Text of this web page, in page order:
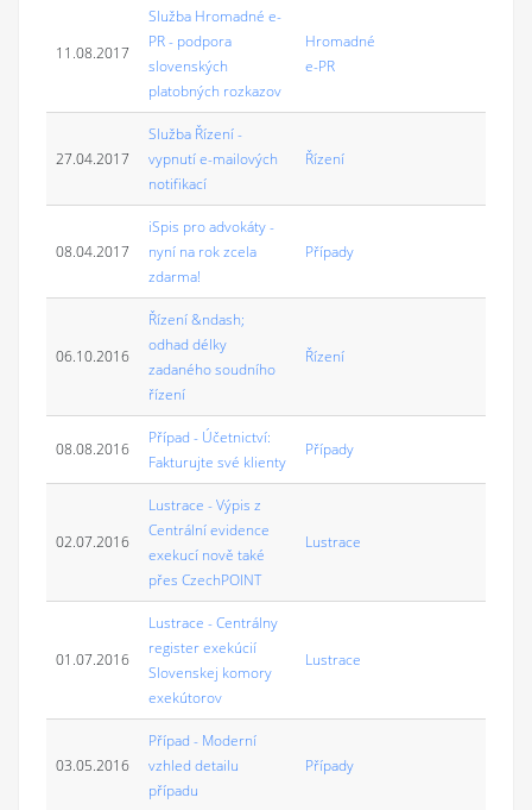
11.08.2017
Služba Hromadné e-
PR - podpora
slovenských
platobných rozkazov
Hromadné
e-PR
27.04.2017
Služba Řízení -
vypnutí e-mailových
notifikací
Řízení
08.04.2017
iSpis pro advokáty -
nyní na rok zcela
zdarma!
Případy
06.10.2016
Řízení &ndash;
odhad délky
zadaného soudního
řízení
Řízení
08.08.2016
Případ - Účetnictví:
Fakturujte své klienty
Případy
02.07.2016
Lustrace - Výpis z
Centrální evidence
exekucí nově také
přes CzechPOINT
Lustrace
01.07.2016
Lustrace - Centrálny
register exekúcií
Slovenskej komory
exekútorov
Lustrace
03.05.2016
Případ - Moderní
vzhled detailu
případu
Případy